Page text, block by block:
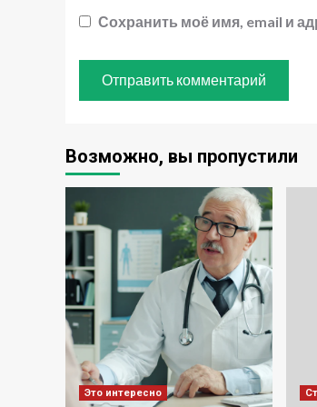
Сохранить моё имя, email и
Возможно, вы пропустили
Это интересно